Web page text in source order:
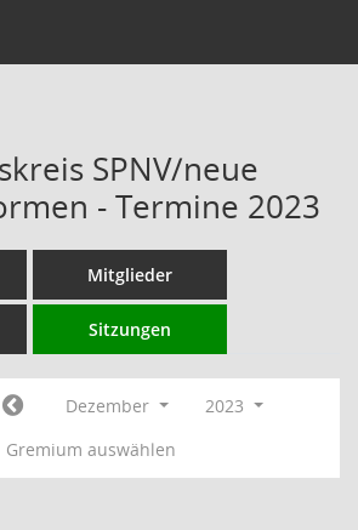
SPNV/neue
- Termine 2023
Mitglieder
Sitzungen
Dezember
2023
Gremium auswählen